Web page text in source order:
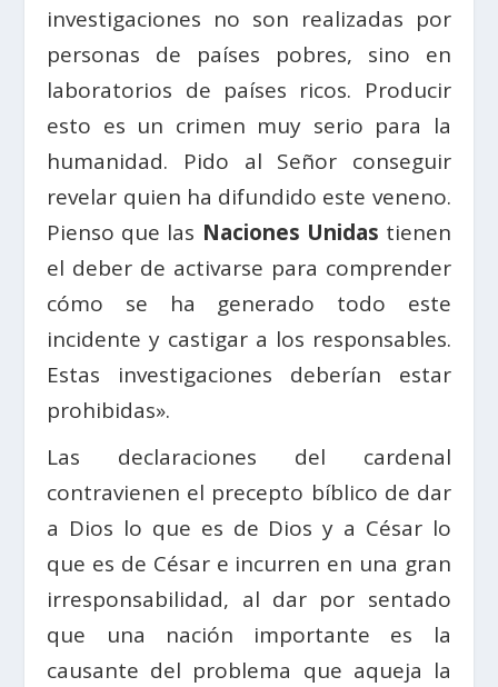
investigaciones no son realizadas por
personas de países pobres, sino en
laboratorios de países ricos. Producir
esto es un crimen muy serio para la
humanidad. Pido al Señor conseguir
revelar quien ha difundido este veneno.
Pienso que las Naciones Unidas tienen
el deber de activarse para comprender
cómo se ha generado todo este
incidente y castigar a los responsables.
Estas investigaciones deberían estar
prohibidas».
Las declaraciones del cardenal
contravienen el precepto bíblico de dar
a Dios lo que es de Dios y a César lo
que es de César e incurren en una gran
irresponsabilidad, al dar por sentado
que una nación importante es la
causante del problema que aqueja la